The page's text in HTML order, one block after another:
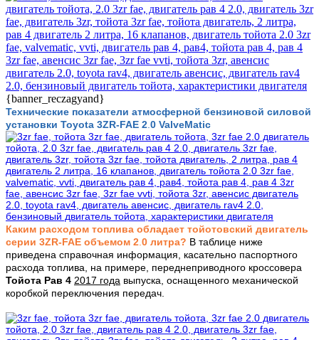
{banner_reczagyand}
Технические показатели атмосферной бензиновой силовой
установки Toyota 3ZR-FAE 2 0 ValveMatic
Каким расходом топлива обладает тойотовский двигатель
серии 3ZR-FAE объемом 2 0 литра? В таблице ниже
приведена справочная информация, касательно паспортного
расхода топлива, на примере, переднеприводного кроссовера
Тойота Рав 4 2017 года выпуска, оснащенного механической
коробкой переключения передач.